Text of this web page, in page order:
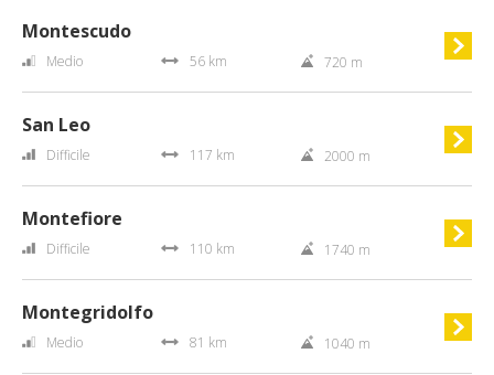
Montescudo
Medio 56 km 720 m
San Leo
Difficile 117 km 2000 m
Montefiore
Difficile 110 km 1740 m
Montegridolfo
Medio 81 km 1040 m